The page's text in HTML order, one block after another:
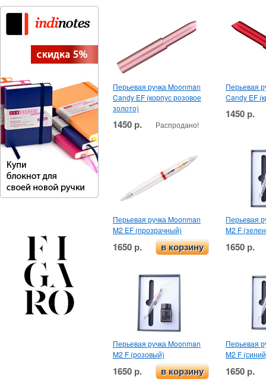
Перьевая ручка Moonman
Candy EF (корпус розовое
золото)
1450 р. Распродано!
Перьевая
Candy EF
1450 р.
Перьевая ручка Moonman
M2 EF (прозрачный)
1650 р. в корзину
Перьевая
M2 F
1650 р.
Перьевая ручка Moonman
M2 F (розовый)
1650 р. в корзину
Перьевая
M2 F
1650 р.